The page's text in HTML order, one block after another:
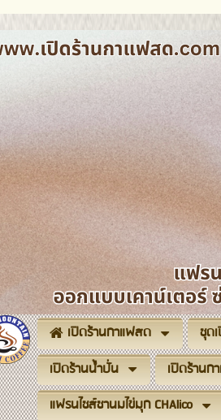
เปิดร้านกาแฟสด ชุด
เปิดร้านน้ำปั่น
เปิดร้าน
แฟรนไชส์ชานมไข่มุก CHAlico